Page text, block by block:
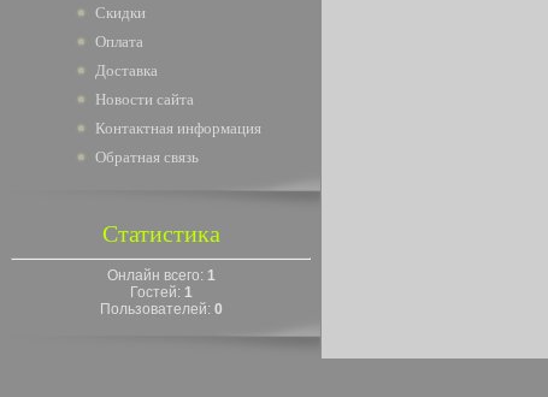
Скидки
Оплата
Доставка
Новости сайта
Контактная информация
Обратная связь
Статистика
Онлайн всего: 1
Гостей: 1
Пользователей: 0